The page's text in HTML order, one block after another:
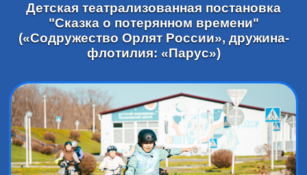
Детская театрализованная постановка
"Сказка о потерянном времени"
(«Содружество Орлят России», дружина-
флотилия: «Парус»)